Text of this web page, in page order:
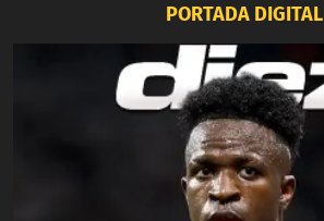
PORTADA DIGITAL